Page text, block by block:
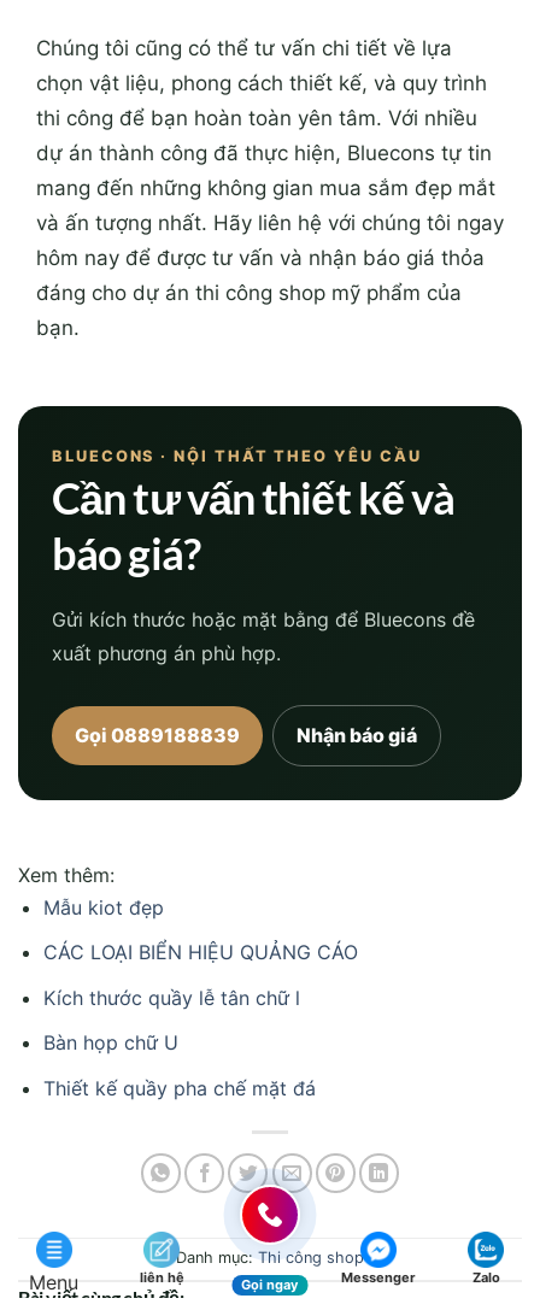
Chúng tôi cũng có thể tư vấn chi tiết về lựa
chọn vật liệu, phong cách thiết kế, và quy trình
thi công để bạn hoàn toàn yên tâm. Với nhiều
dự án thành công đã thực hiện, Bluecons tự tin
mang đến những không gian mua sắm đẹp mắt
và ấn tượng nhất. Hãy liên hệ với chúng tôi ngay
hôm nay để được tư vấn và nhận báo giá thỏa
đáng cho dự án thi công shop mỹ phẩm của
bạn.
BLUECONS · NỘI THẤT THEO YÊU CẦU
Cần tư vấn thiết kế và
báo giá?
Gửi kích thước hoặc mặt bằng để Bluecons đề
xuất phương án phù hợp.
Gọi 0889188839 Nhận báo giá
Xem thêm:
Mẫu kiot đẹp
CÁC LOẠI BIỂN HIỆU QUẢNG CÁO
Kích thước quầy lễ tân chữ l
Bàn họp chữ U
Thiết kế quầy pha chế mặt đá
Danh mục: Thi công shop
Bài viết cùng chủ đề:
Menu liên hệ Gọi ngay Messenger Zalo